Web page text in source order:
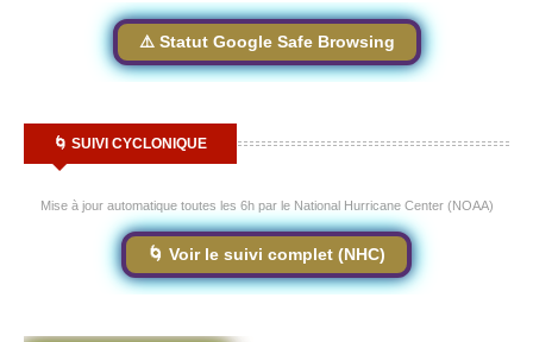
⚠️ Statut Google Safe Browsing
🌀 SUIVI CYCLONIQUE
Mise à jour automatique toutes les 6h par le National Hurricane Center (NOAA)
🌀 Voir le suivi complet (NHC)